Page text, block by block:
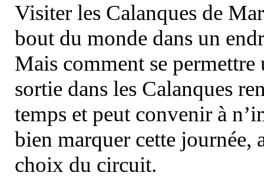
Visiter les Calanques de
bout du monde dans un
Mais comment se permettre
sortie dans les Calanques
temps et peut convenir à
bien marquer cette journée,
choix du circuit.